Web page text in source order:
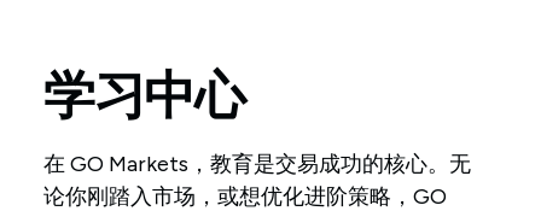
学习中心
在 GO Markets，教育是交易成功的核心。无
论你刚踏入市场，或想优化进阶策略，GO